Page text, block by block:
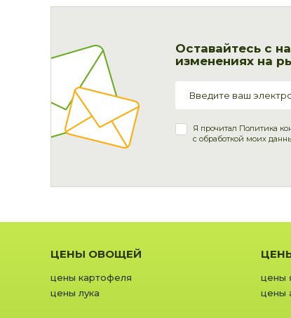
Оставайтесь с
изменениях на
Я прочитал Политика
с обработкой моих
ЦЕНЫ ОВОЩЕЙ
цены картофеля
цены лука
цены
цены